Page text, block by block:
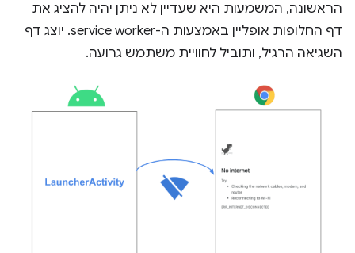
הראשונה, המשמעות היא שעדיין לא ניתן יהיה להציג את
דף החלופות אופליין באמצעות ה-service worker. יוצג דף
השגיאה הרגיל, ותוביל לחוויית משתמש גרועה.